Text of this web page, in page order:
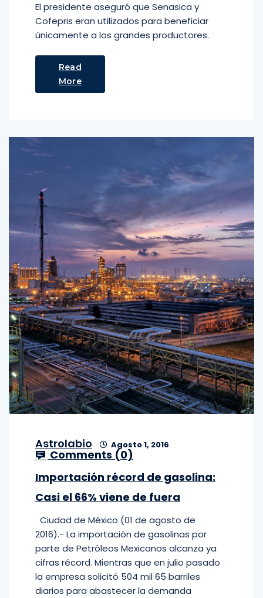
El presidente aseguró que Senasica y
Cofepris eran utilizados para beneficiar
únicamente a los grandes productores.
Read
More
Astrolabio Agosto 1, 2016
Comments (0)
Importación récord de gasolina:
Casi el 66% viene de fuera
Ciudad de México (01 de agosto de
2016).- La importación de gasolinas por
parte de Petróleos Mexicanos alcanza ya
cifras récord. Mientras que en julio pasado
la empresa solicitó 504 mil 65 barriles
diarios para abastecer la demanda